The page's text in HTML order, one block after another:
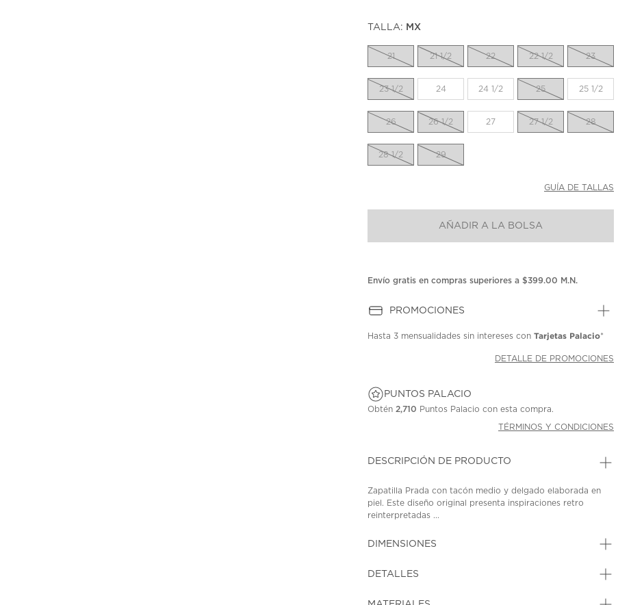
TALLA: MX
21 21 1/2 22 22 1/2 23
23 1/2 24 24 1/2 25 25 1/2
26 26 1/2 27 27 1/2 28
28 1/2 29
GUÍA DE TALLAS
AÑADIR A LA BOLSA
Envío gratis en compras superiores a $399.00 M.N.
PROMOCIONES
Hasta 3 mensualidades sin intereses conTarjetas Palacio*
DETALLE DE PROMOCIONES
PUNTOS PALACIO
Obtén 2,710 Puntos Palacio con esta compra.
TÉRMINOS Y CONDICIONES
DESCRIPCIÓN DE PRODUCTO
Zapatilla Prada con tacón medio y delgado elaborada en
piel. Este diseño original presenta inspiraciones retro
reinterpretadas ...
DIMENSIONES
DETALLES